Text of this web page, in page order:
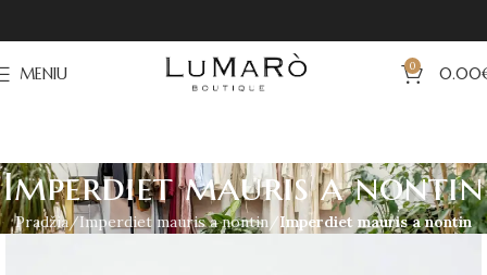
MENIU 0 0.00
Imperdiet mauris a nontin
Pradžia Imperdiet mauris a nontin Imperdiet mauris a nontin